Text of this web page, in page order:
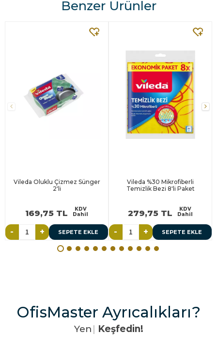
OfisMaster.com’da!Benzer Ürünler
Vileda Oluklu Çizmez Sünger
2'li
169,75 TL
KDV
Dahil
- + SEPETE EKLE
Vileda %30 Mikrofiberli
Temizlik Bezi 8'li Paket
279,75 TL
KDV
Dahil
- + SEPETE EKLE
OfisMaster Ayrıcalıkları?
Yenil i | Keşfedin!